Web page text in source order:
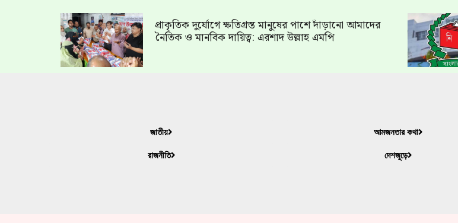
প্রাকৃতিক দুর্যোগে ক্ষতিগ্রস্ত মানুষের পাশে দাঁড়ানো আমাদের
নৈতিক ও মানবিক দায়িত্ব: এরশাদ উল্লাহ এমপি
জাতীয়
রাজনীতি
আমজনতার কথা
দেশজুড়ে